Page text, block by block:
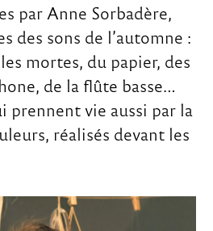
par Anne Sorbadère,
des sons de l’automne :
mortes, du papier, des
de la flûte basse…
prennent vie aussi par la
réalisés devant les